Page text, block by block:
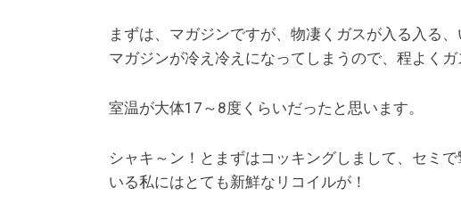
まずは、マガジンですが、物凄くガスが入る入る
マガジンが冷え冷えになってしまうので、程よくガ
室温が大体17～8度くらいだったと思います。
シャキ～ン！とまずはコッキングしまして、セミ
いる私にはとても新鮮なリコイルが！